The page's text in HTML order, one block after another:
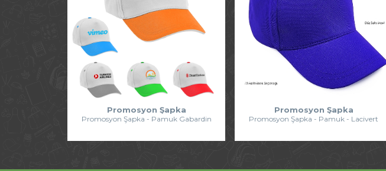
Promosyon Şapka
Promosyon Şapka - Pamuk Gabardin
Promosyon Şapka
Promosyon Şapka - Pamuk - Lacivert